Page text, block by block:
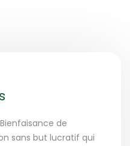
de
sans but lucratif qui